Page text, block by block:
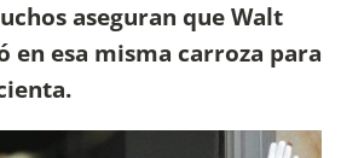
aseguran que Walt
en esa misma carroza para